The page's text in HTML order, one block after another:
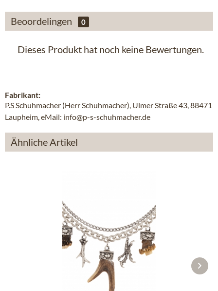
Beoordelingen 0
Dieses Produkt hat noch keine Bewertungen.
Fabrikant:
P.S Schuhmacher (Herr Schuhmacher), Ulmer Straße 43, 88471
Laupheim, eMail: info@p-s-schuhmacher.de
Ähnliche Artikel